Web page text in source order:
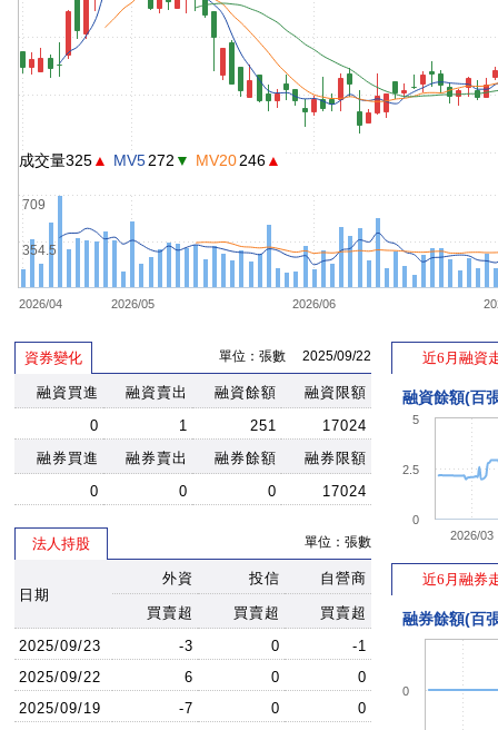
2026/04 2026/05 2026/06
354.5
709
成交量325▲ MV5272 ▼ MV20246▲
資券變化 單位：張數 2025/09/22
融資買進 融資賣出 融資餘額
融資限額
0
1 251
17024
融券買進
融券賣出 融券餘額
融券限額
0
0 0 17024
法人持股 單位：張數
日期
外資 投信 自營商
買賣超 買賣超
買賣超
2025/09/23
-3 0
-1
2025/09/22
6 0
0
2025/09/19
-7 0
0
近6月融資
融資餘額(百
2026/03
0
2.5
5
近6月融券
融券餘額(百
0